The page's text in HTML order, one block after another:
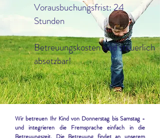
Vorausbuchungsfrist: 24
Stunden
Betreuungskosten sind steuerlich
absetzbar!
Wir betreuen Ihr Kind von Donnerstag bis Samstag -
und integrieren die Fremsprache einfach in die